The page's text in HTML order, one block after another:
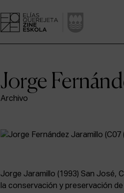
Jorge
Archivo
Jorge Jaramillo (1993) San José,
la conservación y preservación